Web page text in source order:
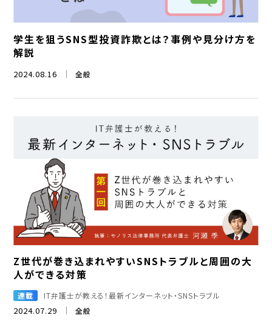
学生を狙うSNS型投資詐欺とは？事例や見分け方を
解説
2024.08.16 全般
Z世代が巻き込まれやすいSNSトラブルと周囲の大
人ができる対策
2024.07.29 全般
連載 IT弁護士が教える！最新インターネット・SNSトラブル